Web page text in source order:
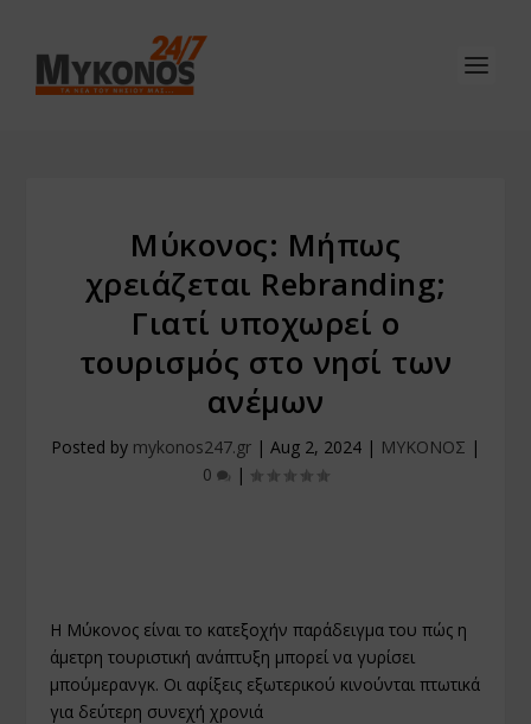
Μύκονος: Μήπως
χρειάζεται Rebranding;
Γιατί υποχωρεί ο
τουρισμός στο νησί των
ανέμων
Posted by mykonos247.gr | Aug 2, 2024 | ΜΥΚΟΝΟΣ |
0
|
Η Μύκονος είναι το κατεξοχήν παράδειγμα του πώς η
άμετρη τουριστική ανάπτυξη μπορεί να γυρίσει
μπούμερανγκ. Οι αφίξεις εξωτερικού κινούνται πτωτικά
για δεύτερη συνεχή χρονιά